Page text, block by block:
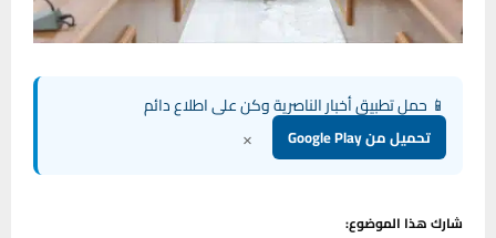
📱 حمل تطبيق أخبار الناصرية وكن على اطلاع دائم
تحميل من Google Play ×
شارك هذا الموضوع: